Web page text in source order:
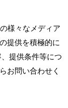
様々なメディア
提供を積極的に
提供条件等につ
お問い合わせく